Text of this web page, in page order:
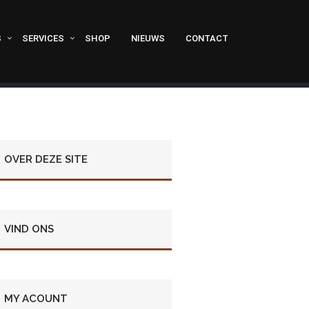
SERVICES SHOP NIEUWS CONTACT
OVER DEZE SITE
VIND ONS
MY ACOUNT